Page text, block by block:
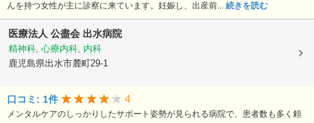
んを持つ女性が主に診察に来ています。妊娠し、出産前... 続きを読む
医療法人 公盡会 出水病院
精神科, 心療内科, 内科
鹿児島県出水市麓町29-1
口コミ: 1件 4
メンタルケアのしっかりしたサポート姿勢が見られる病院で、患者数も多く頼